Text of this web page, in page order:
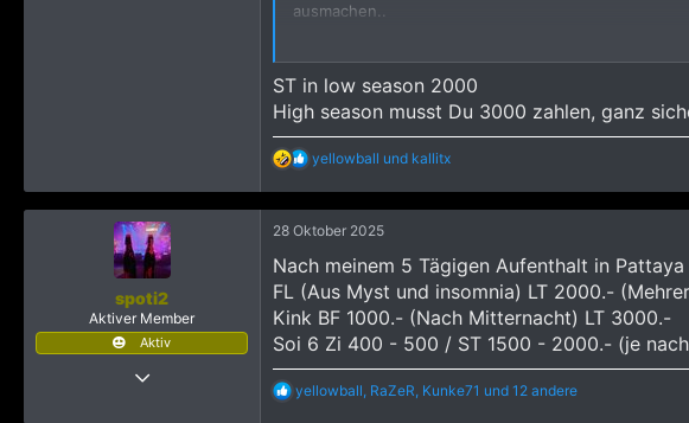
ausmachen..
Ich habe gute Erfahrungen mit der Methode
Für Bkk ist das Thermae Cafe wirklich Top
die Frauen zugeht der findet dort auch für ST 2000
ST in low season 2000
High season musst Du 3000 zahlen, ganz
R
a
k
t
o
n
n
:
yellowball und kallitx
spoti2
Aktiver Member
Aktiv
31 August 2024
28 Oktober 2025
Nach meinem 5 Tägigen Aufenthalt in
FL (Aus Myst und insomnia) LT 2000.-
Kink BF 1000.- (Nach Mitternacht) LT 3000.-
Soi 6 Zi 400 - 500 / ST 1500 - 2000.- (je
R
yellowball, RaZeR, Kunke71 und 12 andere